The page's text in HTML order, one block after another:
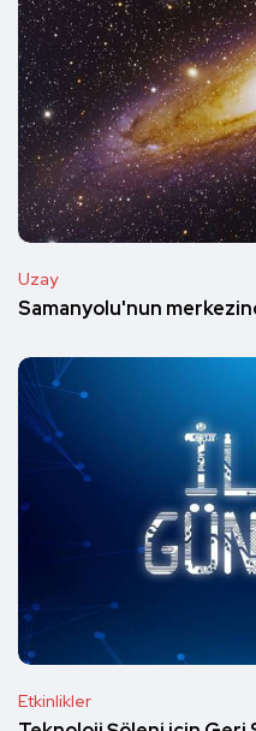
Uzay
Samanyolu'nun
Etkinlikler